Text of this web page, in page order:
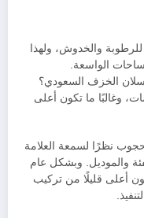
للرطوبة والخدوش، ولهذا
الواسعة.
الخزف السعودي؟
وغالبًا ما تكون أعلى
نظرًا لسمعة العلامة
والموديل. وبشكل عام
أعلى قليلًا من تركيب